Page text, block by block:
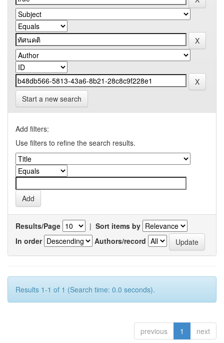
Start a new search
Add filters:
Use filters to refine the search results.
Results/Page | Sort items by
In order
Authors/record
Results 1-1 of 1 (Search time: 0.0 seconds).
previous 1 next